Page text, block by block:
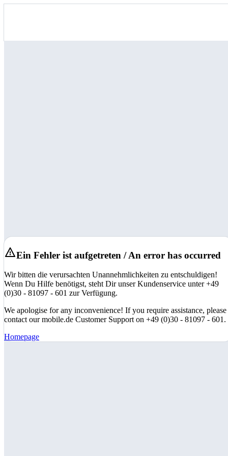
Ein Fehler ist aufgetreten / An error has occurred
Wir bitten die verursachten Unannehmlichkeiten zu entschuldigen!
Wenn Du Hilfe benötigst, steht Dir unser Kundenservice unter +49
(0)30 - 81097 - 601 zur Verfügung.
We apologise for any inconvenience! If you require assistance, please
contact our mobile.de Customer Support on +49 (0)30 - 81097 - 601.
Homepage